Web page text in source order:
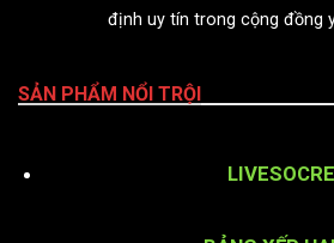
định uy tín trong cộng đồng
SẢN PHẨM NỔI TRỘI
LIVESOCRE